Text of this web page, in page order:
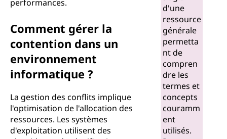
performances.
Comment gérer la
contention dans un
environnement
informatique ?
La gestion des conflits implique
l'optimisation de l'allocation des
ressources. Les systèmes
d'exploitation utilisent des
d'une
ressource
générale
permetta
nt de
compren
dre les
termes et
concepts
couramm
ent
utilisés.